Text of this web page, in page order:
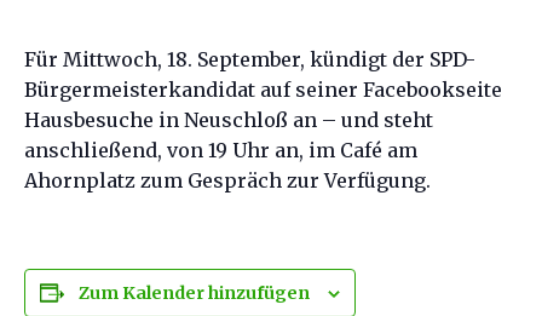
Für Mittwoch, 18. September, kündigt der SPD-
Bürgermeisterkandidat auf seiner Facebookseite
Hausbesuche in Neuschloß an – und steht
anschließend, von 19 Uhr an, im Café am
Ahornplatz zum Gespräch zur Verfügung.
Zum Kalender hinzufügen